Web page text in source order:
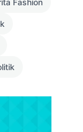
Fashion